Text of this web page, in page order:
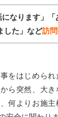
になります」
た」など訪
をはじめら
ら突然、大
何よりお施主